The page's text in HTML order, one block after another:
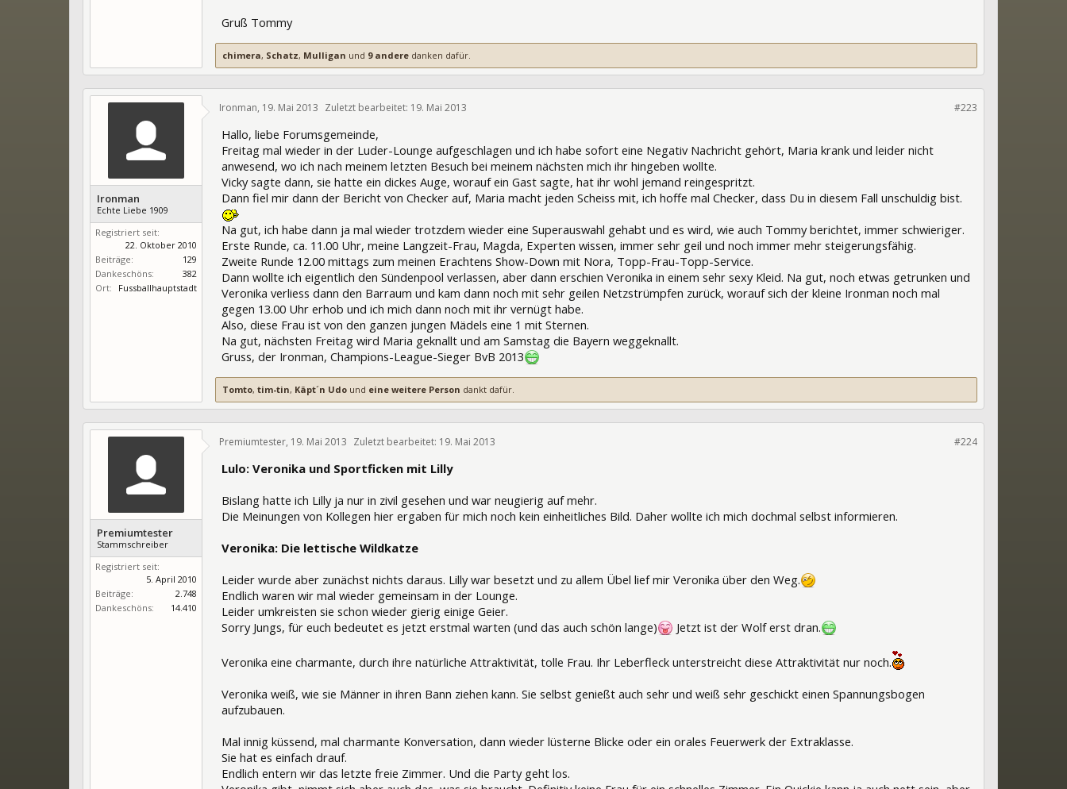
Gruß Tommy
chimera, Schatz, Mulligan und 9 andere danken dafür.
Ironman
Echte Liebe 1909
Registriert seit:
22. Oktober 2010
Beiträge:
129
Dankeschöns:
382
Ort:
Fussballhauptstadt
#223
Ironman, 19. Mai 2013 Zuletzt bearbeitet: 19. Mai 2013
Hallo, liebe Forumsgemeinde,
Freitag mal wieder in der Luder-Lounge aufgeschlagen und ich habe sofort eine Negativ Nachricht gehört, Maria krank und leider nicht
anwesend, wo ich nach meinem letzten Besuch bei meinem nächsten mich ihr hingeben wollte.
Vicky sagte dann, sie hatte ein dickes Auge, worauf ein Gast sagte, hat ihr wohl jemand reingespritzt.
Dann fiel mir dann der Bericht von Checker auf, Maria macht jeden Scheiss mit, ich hoffe mal Checker, dass Du in diesem Fall unschuldig bist.
Na gut, ich habe dann ja mal wieder trotzdem wieder eine Superauswahl gehabt und es wird, wie auch Tommy berichtet, immer schwieriger.
Erste Runde, ca. 11.00 Uhr, meine Langzeit-Frau, Magda, Experten wissen, immer sehr geil und noch immer mehr steigerungsfähig.
Zweite Runde 12.00 mittags zum meinen Erachtens Show-Down mit Nora, Topp-Frau-Topp-Service.
Dann wollte ich eigentlich den Sündenpool verlassen, aber dann erschien Veronika in einem sehr sexy Kleid. Na gut, noch etwas getrunken und
Veronika verliess dann den Barraum und kam dann noch mit sehr geilen Netzstrümpfen zurück, worauf sich der kleine Ironman noch mal
gegen 13.00 Uhr erhob und ich mich dann noch mit ihr vernügt habe.
Also, diese Frau ist von den ganzen jungen Mädels eine 1 mit Sternen.
Na gut, nächsten Freitag wird Maria geknallt und am Samstag die Bayern weggeknallt.
Gruss, der Ironman, Champions-League-Sieger BvB 2013
Tomto, tim-tin, Käpt´n Udo und eine weitere Person dankt dafür.
Premiumtester
Stammschreiber
Registriert seit:
5. April 2010
Beiträge:
2.748
Dankeschöns:
14.410
#224
Premiumtester, 19. Mai 2013 Zuletzt bearbeitet: 19. Mai 2013
Lulo: Veronika und Sportficken mit Lilly
Bislang hatte ich Lilly ja nur in zivil gesehen und war neugierig auf mehr.
Die Meinungen von Kollegen hier ergaben für mich noch kein einheitliches Bild. Daher wollte ich mich dochmal selbst informieren.
Veronika: Die lettische Wildkatze
Leider wurde aber zunächst nichts daraus. Lilly war besetzt und zu allem Übel lief mir Veronika über den Weg.
Endlich waren wir mal wieder gemeinsam in der Lounge.
Leider umkreisten sie schon wieder gierig einige Geier.
Sorry Jungs, für euch bedeutet es jetzt erstmal warten (und das auch schön lange)
Jetzt ist der Wolf erst dran.
Veronika eine charmante, durch ihre natürliche Attraktivität, tolle Frau. Ihr Leberfleck unterstreicht diese Attraktivität nur noch.
Veronika weiß, wie sie Männer in ihren Bann ziehen kann. Sie selbst genießt auch sehr und weiß sehr geschickt einen Spannungsbogen
aufzubauen.
Mal innig küssend, mal charmante Konversation, dann wieder lüsterne Blicke oder ein orales Feuerwerk der Extraklasse.
Sie hat es einfach drauf.
Endlich entern wir das letzte freie Zimmer. Und die Party geht los.